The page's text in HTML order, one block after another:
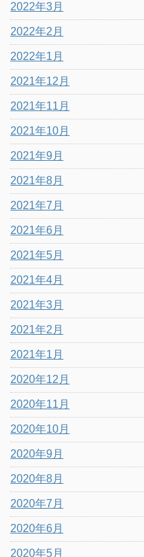
2022年3月
2022年2月
2022年1月
2021年12月
2021年11月
2021年10月
2021年9月
2021年8月
2021年7月
2021年6月
2021年5月
2021年4月
2021年3月
2021年2月
2021年1月
2020年12月
2020年11月
2020年10月
2020年9月
2020年8月
2020年7月
2020年6月
2020年5月